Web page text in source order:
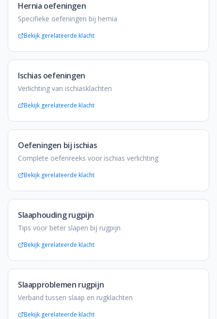
Hernia oefeningen
Specifieke oefeningen bij hernia
Bekijk gerelateerde klacht
Ischias oefeningen
Verlichting van ischiasklachten
Bekijk gerelateerde klacht
Oefeningen bij ischias
Complete oefenreeks voor ischias verlichting
Bekijk gerelateerde klacht
Slaaphouding rugpijn
Tips voor beter slapen bij rugpijn
Bekijk gerelateerde klacht
Slaapproblemen rugpijn
Verband tussen slaap en rugklachten
Bekijk gerelateerde klacht